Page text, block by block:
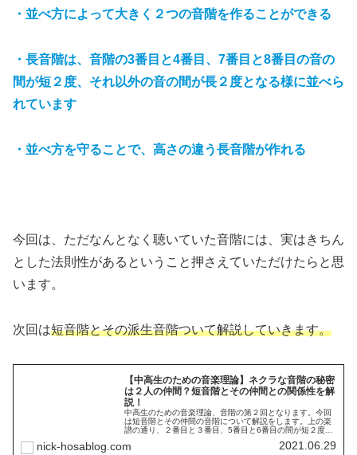
・並べ方によって大きく２つの音階を作ることができる
・長音階は、音階の3番目と4番目、7番目と8番目の音の
間が短２度、それ以外の音の間が長２度となる様に並べら
れています
・並べ方を守ることで、高さの違う長音階が作れる
今回は、ただなんとなく聴いていた音階には、実はきちん
とした法則性があるということ押さえていただけたらと思
います。
次回は短音階とその派生音階ついて解説していきます。
【中高生のための音楽理論】ネクラな音階の秘密
は２人の仲間？短音階とその仲間との関係性を解
説！
中高生のための音楽理論、音階の第２回となります。今回
は短音階とその仲間の音階について解説をします。上の楽
譜の通り、２番目と３番目、5番目と6番目の間が短２度、
階と呼びます。このように並べられた短音階は、後に解説
nick-hosablog.com 2021.06.29